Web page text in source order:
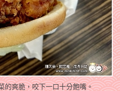
的爽脆，咬下一口十分飽嘴。